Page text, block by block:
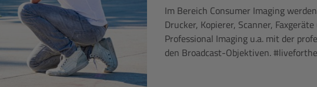
Im Bereich Consumer Imaging
Drucker, Kopierer, Scanner,
Professional Imaging u.a. mit der
den Broadcast-Objektiven.